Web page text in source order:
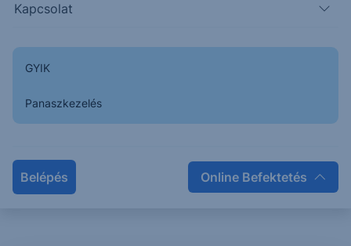
Kapcsolat
GYIK
Panaszkezelés
Belépés Online Befektetés